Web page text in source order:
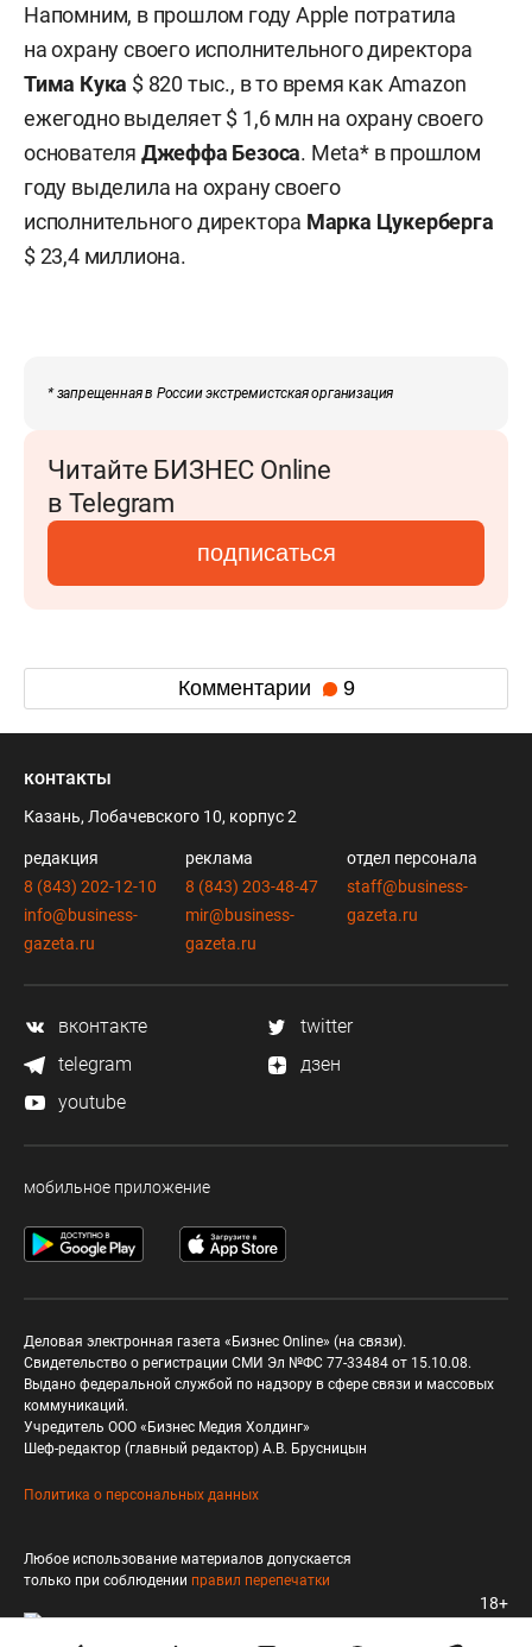
Напомним, в прошлом году Apple потратила
на охрану своего исполнительного директора
Тима Кука $ 820 тыс., в то время как Amazon
ежегодно выделяет $ 1,6 млн на охрану своего
основателя Джеффа Безоса. Meta* в прошлом
году выделила на охрану своего
исполнительного директора Марка Цукерберга
$ 23,4 миллиона.
* запрещенная в России экстремистская организация
Читайте БИЗНЕС Online
в Telegram
подписаться
Комментарии 9
контакты
Казань, Лобачевского 10, корпус 2
редакция
8 (843) 202-12-10
info@business-
gazeta.ru
реклама
8 (843) 203-48-47
mir@business-
gazeta.ru
отдел персонала
staff@business-
gazeta.ru
вконтакте
twitter
telegram
дзен
youtube
мобильное приложение
Деловая электронная газета «Бизнес Online» (на связи).
Свидетельство о регистрации СМИ Эл №ФС 77-33484 от 15.10.08.
Выдано федеральной службой по надзору в сфере связи и массовых
коммуникаций.
Учредитель ООО «Бизнес Медия Холдинг»
Шеф-редактор (главный редактор) А.В. Брусницын
Политика о персональных данных
Любое использование материалов допускается
только при соблюдении правил перепечатки
18+